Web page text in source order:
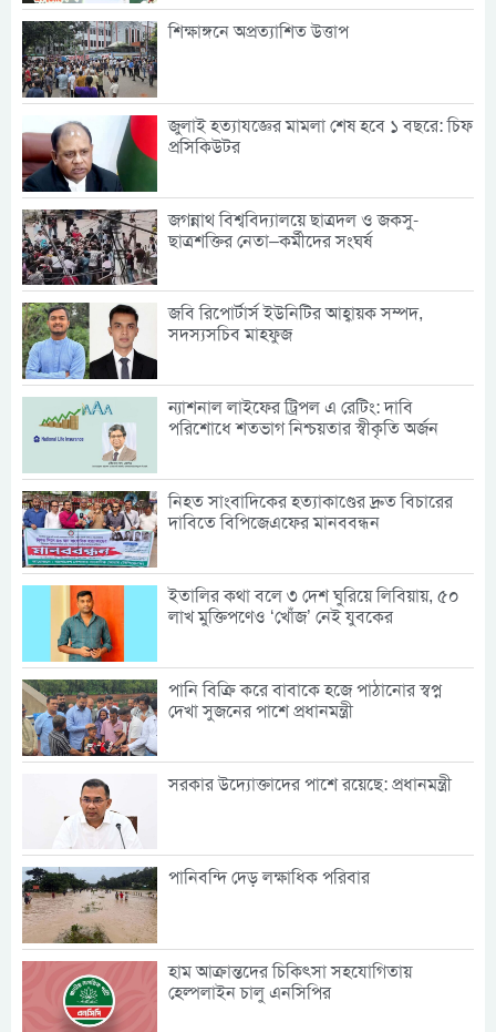
শিক্ষাঙ্গনে অপ্রত্যাশিত উত্তাপ
জুলাই হত্যাযজ্ঞের মামলা শেষ হবে ১ বছরে: চিফ
প্রসিকিউটর
জগন্নাথ বিশ্ববিদ্যালয়ে ছাত্রদল ও জকসু-
ছাত্রশক্তির নেতা–কর্মীদের সংঘর্ষ
জবি রিপোর্টার্স ইউনিটির আহ্বায়ক সম্পদ,
সদস্যসচিব মাহফুজ
ন্যাশনাল লাইফের ট্রিপল এ রেটিং: দাবি
পরিশোধে শতভাগ নিশ্চয়তার স্বীকৃতি অর্জন
নিহত সাংবাদিকের হত্যাকাণ্ডের দ্রুত বিচারের
দাবিতে বিপিজেএফের মানববন্ধন
ইতালির কথা বলে ৩ দেশ ঘুরিয়ে লিবিয়ায়, ৫০
লাখ মুক্তিপণেও ‘খোঁজ’ নেই যুবকের
পানি বিক্রি করে বাবাকে হজে পাঠানোর স্বপ্ন
দেখা সুজনের পাশে প্রধানমন্ত্রী
সরকার উদ্যোক্তাদের পাশে রয়েছে: প্রধানমন্ত্রী
পানিবন্দি দেড় লক্ষাধিক পরিবার
হাম আক্রান্তদের চিকিৎসা সহযোগিতায়
হেল্পলাইন চালু এনসিপির